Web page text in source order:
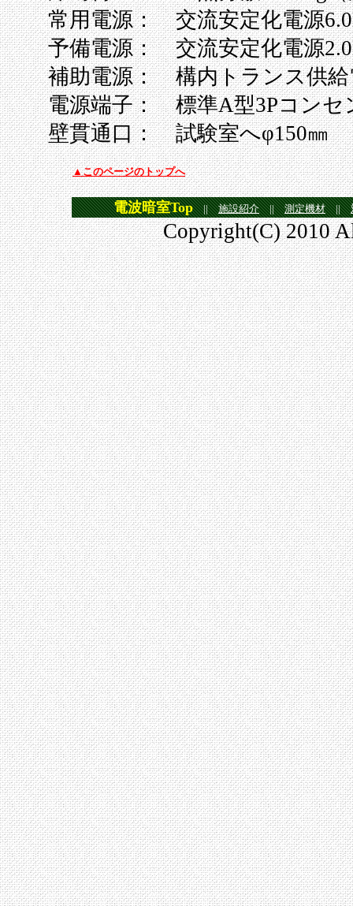
常用電源： 交流安定化電源
予備電源： 交流安定化電源
補助電源： 構内トランス供給
電源端子： 標準A型3Pコンセ
壁貫通口： 試験室へφ150㎜
▲このページのトップへ
電波暗室Top||施設紹介||測定機材||
Copyright(C) 2010